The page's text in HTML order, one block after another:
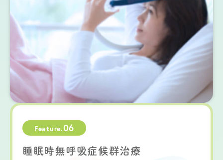
Feature.06
睡眠時無呼吸症候群治療